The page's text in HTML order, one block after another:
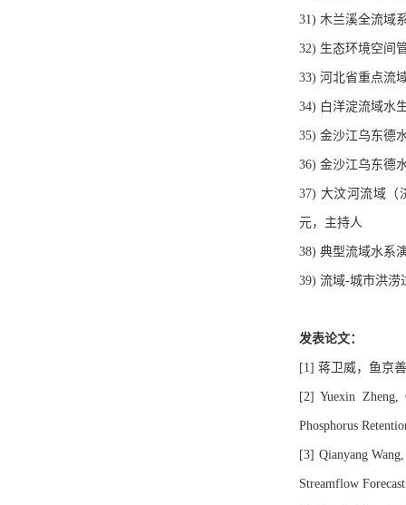
31) 木兰溪全流域
32) 生态环境空间
33) 河北省重点流
34) 白洋淀流域水
35) 金沙江乌东德
36) 金沙江乌东德
37) 大汶河流域（
元，主持人
38) 典型流域水系
39) 流域-城市洪涝
发表论文：
[1] 蒋卫威，鱼京
[2] Yuexin Zheng,
Phosphorus
[3] Qianyang
Streamflow